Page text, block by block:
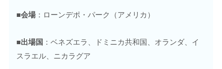
■会場：ローンデポ・パーク（アメリカ）
■出場国 ：ベネズエラ、ドミニカ共和国、オランダ、イ
スラエル、ニカラグア